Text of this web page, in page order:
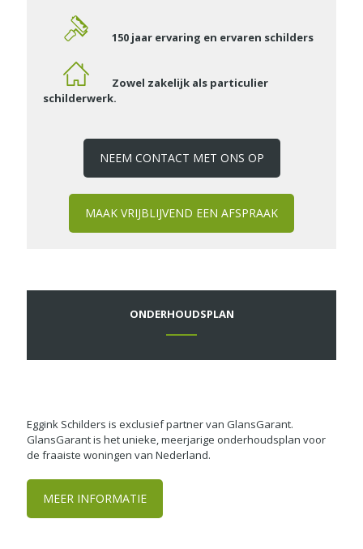
150 jaar ervaring en ervaren schilders
Zowel zakelijk als particulier
schilderwerk.
NEEM CONTACT MET ONS OP
MAAK VRIJBLIJVEND EEN AFSPRAAK
ONDERHOUDSPLAN
Eggink Schilders is exclusief partner van GlansGarant.
GlansGarant is het unieke, meerjarige onderhoudsplan voor
de fraaiste woningen van Nederland.
MEER INFORMATIE